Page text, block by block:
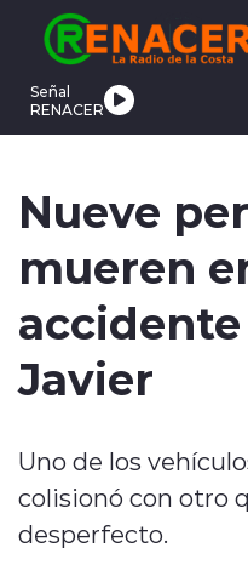
Click acá para ir
Señal
RENACER
Nueve
mueren
Javier
Uno de los
colisionó con otro
desperfecto.